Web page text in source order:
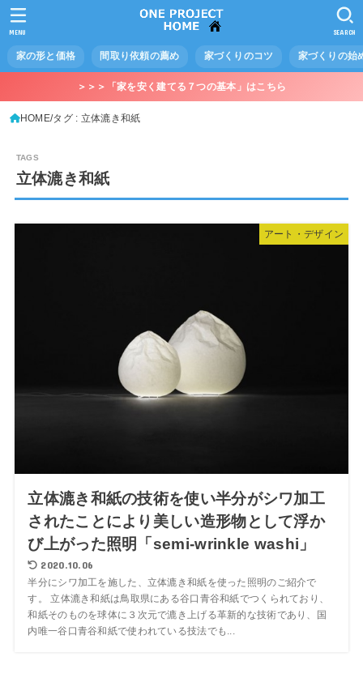
家の形と価格 間取り依頼の薦め 家づくりのコツ 家づくりの始
SEARCH
MENU
＞＞＞「家を安く建てる７つの基本」はこちら
HOME タグ : 立体漉き和紙
立体漉き和紙
アート・デザイン
立体漉き和紙の技術を使い半分がシワ加工
されたことにより美しい造形物として浮か
び上がった照明「semi-wrinkle washi」
2020.10.06
半分にシワ加工を施した、立体漉き和紙を使った照明のご紹介で
す。 立体漉き和紙は鳥取県にある谷口青谷和紙でつくられており、
和紙そのものを球体に３次元で漉き上げる革新的な技術であり、国
内唯一谷口青谷和紙で使われている技法でも...